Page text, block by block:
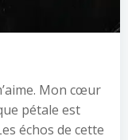
Mon cœur
pétale est
échos de cette